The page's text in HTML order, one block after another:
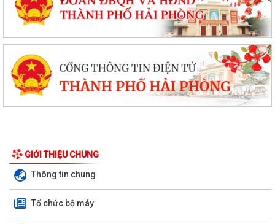
GIỚI THIỆU CHUNG
Thông tin chung
Tổ chức bộ máy